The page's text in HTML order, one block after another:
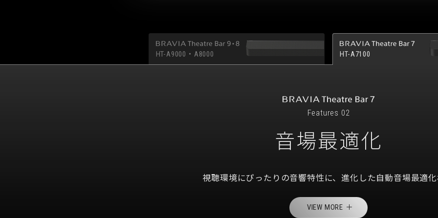
HT-A9000・A8000 HT-A7100
Features 02
音場最適化
視聴環境にぴったりの音響特性に、進化した自動音場最適
VIEW MORE